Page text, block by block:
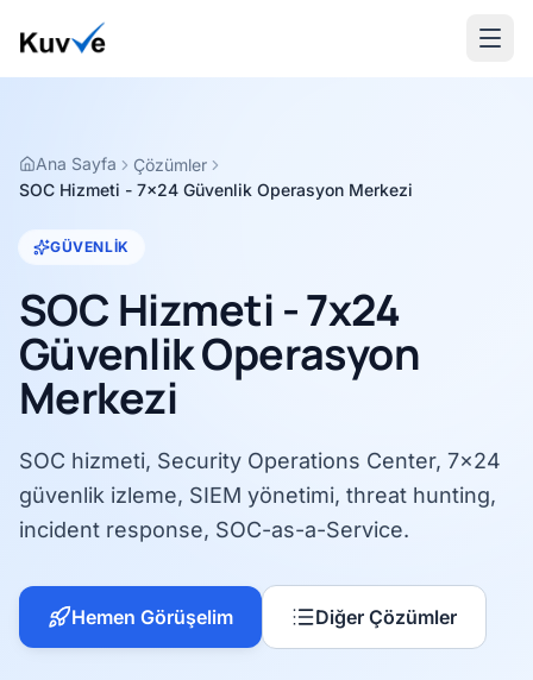
Ana Sayfa
Çözümler
SOC Hizmeti - 7x24 Güvenlik Operasyon Merkezi
GÜVENLIK
SOC Hizmeti - 7x24
Güvenlik Operasyon
Merkezi
SOC hizmeti, Security Operations Center, 7x24
güvenlik izleme, SIEM yönetimi, threat hunting,
incident response, SOC-as-a-Service.
Hemen Görüşelim Diğer Çözümler